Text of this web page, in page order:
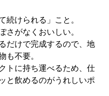
続けられる」こと。
さがなくおいしい。
だけで完成するので、地
も不要。
トに持ち運べるため、仕
と飲めるのがうれしいポ